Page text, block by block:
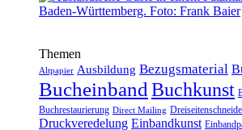
Themen
Altpapier Ausbildung Bezugsmaterial
BucheinbandBuchkunst
Buchrestaurierung Direct Mailing
Druckveredelung Einbandkunst